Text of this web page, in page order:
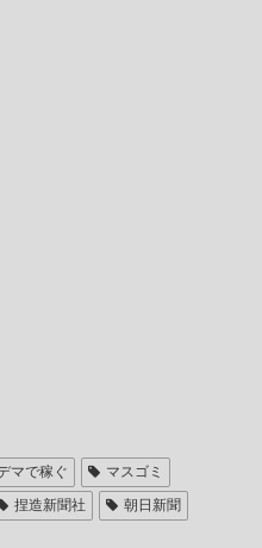
マで稼ぐ
マスゴミ
捏造新聞社
朝日新聞